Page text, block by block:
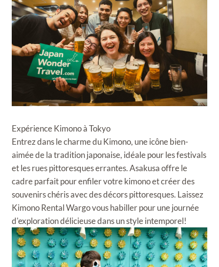
Expérience Kimono à Tokyo
Entrez dans le charme du Kimono, une icône bien-
aimée de la tradition japonaise, idéale pour les festivals
et les rues pittoresques errantes. Asakusa offre le
cadre parfait pour enfiler votre kimono et créer des
souvenirs chéris avec des décors pittoresques. Laissez
Kimono Rental Wargo vous habiller pour une journée
d'exploration délicieuse dans un style intemporel!